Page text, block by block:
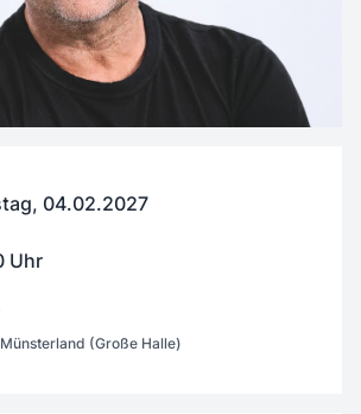
04.02.2027
Uhr
(Große Halle)